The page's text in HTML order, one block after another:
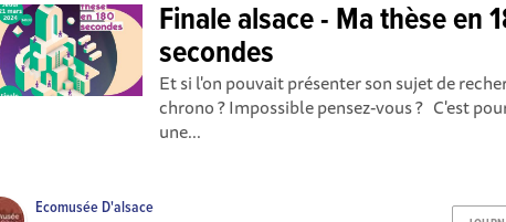
Finale alsace - Ma thèse en
secondes
Et si l'on pouvait présenter son sujet de
chrono ? Impossible pensez-vous ? C'est
une...
Ecomusée D'alsace